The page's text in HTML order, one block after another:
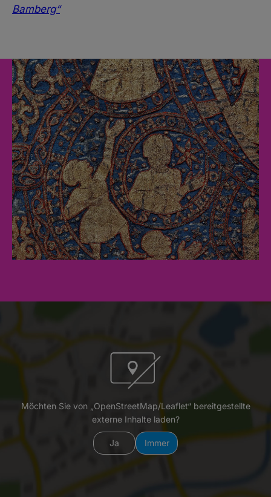
Bamberg“
Möchten Sie von „OpenStreetMap/Leaflet“ bereitgestellte
externe Inhalte laden?
Ja Immer